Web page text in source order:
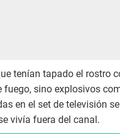
tenían tapado el rostro
fuego, sino explosivos
en el set de televisión
vivía fuera del canal.